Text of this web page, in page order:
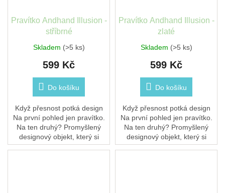
Pravítko Andhand Illusion -
stříbrné
Skladem (>5 ks)
599 Kč
Do košíku
Když přesnost potká design
Na první pohled jen pravítko.
Na ten druhý? Promyšlený
designový objekt, který si
zamilujete nejen pro jeho
Pravítko Andhand Illusion -
zlaté
Skladem (>5 ks)
599 Kč
Do košíku
Když přesnost potká design
Na první pohled jen pravítko.
Na ten druhý? Promyšlený
designový objekt, který si
zamilujete nejen pro jeho